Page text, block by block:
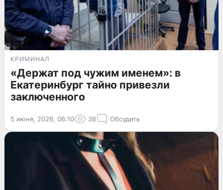
КРИМИНАЛ
«Держат под чужим именем»: в
Екатеринбург тайно привезли
заключенного
5 июня, 2026, 06:10 38 Обсудить